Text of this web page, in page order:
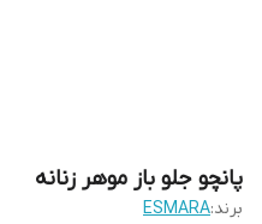
پانچو جلو باز موهر زنانه
برند:ESMARA